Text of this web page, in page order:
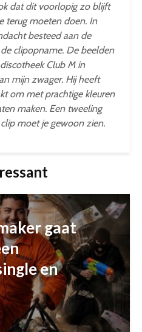
dat dit voorlopig zo blijft
terug moeten doen. In
besteed aan de
clipopname. De beelden
Club M in
mijn zwager. Hij heeft
om met prachtige kleuren
maken. Een tweeling
moet je gewoon zien.
gaat
en